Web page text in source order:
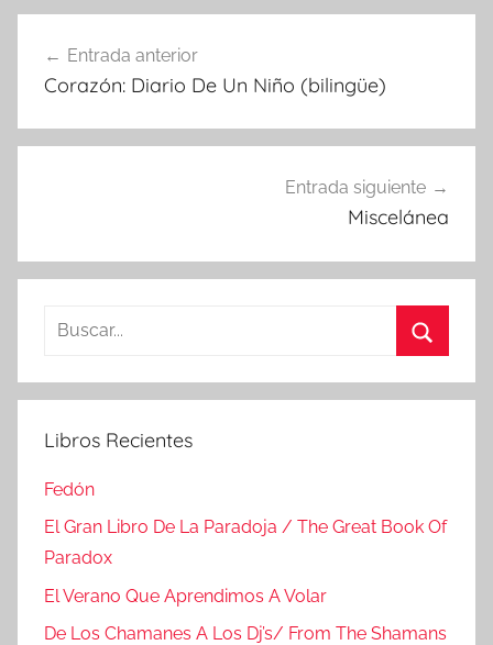
de
Entrada anterior
Corazón: Diario De Un Niño (bilingüe)
Entrada siguiente
Miscelánea
Buscar:
Libros Recientes
Fedón
El Gran Libro De La Paradoja / The Great Book Of
Paradox
El Verano Que Aprendimos A Volar
De Los Chamanes A Los Dj’s/ From The Shamans